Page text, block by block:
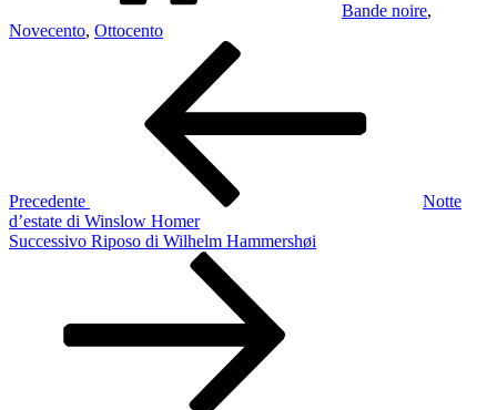
Bande noire,
Novecento, Ottocento
Precedente
Notte
d’estate di Winslow Homer
Articolo
Successivo Riposo di Wilhelm Hammershøi